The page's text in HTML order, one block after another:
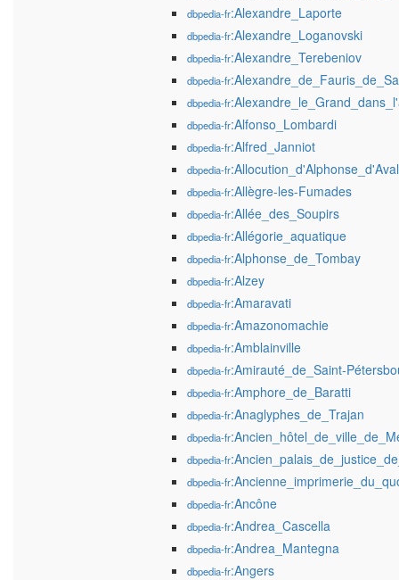
dbpedia-fr:Alexandre_Laporte
dbpedia-fr:Alexandre_Loganovski
dbpedia-fr:Alexandre_Terebeniov
dbpedia-fr
dbpedia-fr
dbpedia-fr:Alfonso_Lombardi
dbpedia-fr:Alfred_Janniot
dbpedia-fr
dbpedia-fr:Allègre-les-Fumades
dbpedia-fr:Allée_des_Soupirs
dbpedia-fr:Allégorie_aquatique
dbpedia-fr:Alphonse_de_Tombay
dbpedia-fr:Alzey
dbpedia-fr:Amaravati
dbpedia-fr:Amazonomachie
dbpedia-fr:Amblainville
dbpedia-fr:Amirauté_de_Saint-
dbpedia-fr:Amphore_de_Baratti
dbpedia-fr:Anaglyphes_de_Trajan
dbpedia-fr
dbpedia-fr
dbpedia-fr
dbpedia-fr:Ancône
dbpedia-fr:Andrea_Cascella
dbpedia-fr:Andrea_Mantegna
dbpedia-fr:Angers